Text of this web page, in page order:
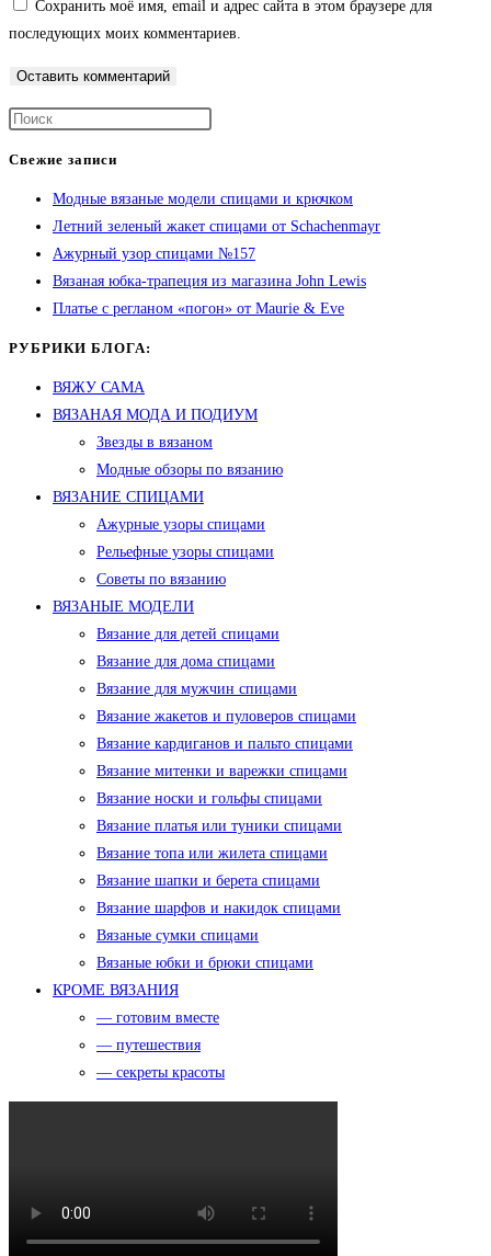
Сохранить моё имя, email и адрес сайта в этом браузере для
последующих моих комментариев.
Свежие записи
Модные вязаные модели спицами и крючком
Летний зеленый жакет спицами от Schachenmayr
Ажурный узор спицами №157
Вязаная юбка-трапеция из магазина John Lewis
Платье с регланом «погон» от Maurie & Eve
РУБРИКИ БЛОГА:
ВЯЖУ САМА
ВЯЗАНАЯ МОДА И ПОДИУМ
Звезды в вязаном
Модные обзоры по вязанию
ВЯЗАНИЕ СПИЦАМИ
Ажурные узоры спицами
Рельефные узоры спицами
Советы по вязанию
ВЯЗАНЫЕ МОДЕЛИ
Вязание для детей спицами
Вязание для дома спицами
Вязание для мужчин спицами
Вязание жакетов и пуловеров спицами
Вязание кардиганов и пальто спицами
Вязание митенки и варежки спицами
Вязание носки и гольфы спицами
Вязание платья или туники спицами
Вязание топа или жилета спицами
Вязание шапки и берета спицами
Вязание шарфов и накидок спицами
Вязаные сумки спицами
Вязаные юбки и брюки спицами
КРОМЕ ВЯЗАНИЯ
— готовим вместе
— путешествия
— секреты красоты